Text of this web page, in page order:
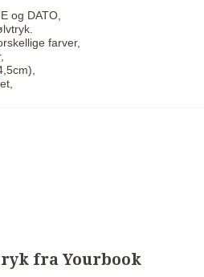
og DATO,
farver,
fra Yourbook